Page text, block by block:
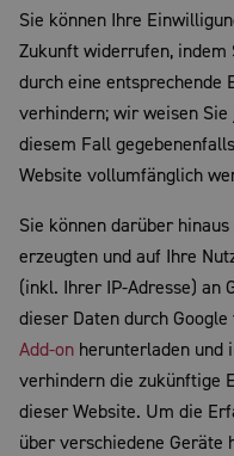
Sie können Ihre
Zukunft widerrufen, indem
durch eine entsprechende
verhindern; wir weisen
diesem Fall
Website vollumfänglich
Sie können darüber
erzeugten und auf Ihre
(inkl. Ihrer IP-Adresse) an
dieser Daten durch
Add-on herunterladen und
verhindern die zukünftige
dieser Website. Um die
über verschiedene Geräte